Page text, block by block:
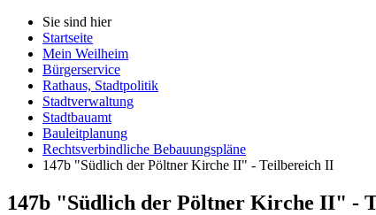
Sie sind hier
Startseite
Mein Weilheim
Bürgerservice
Rathaus, Stadtpolitik
Stadtverwaltung
Stadtbauamt
Bauleitplanung
Rechtsverbindliche Bebauungspläne
147b "Südlich der Pöltner Kirche II" - Teilbereich II
147b "Südlich der Pöltner Kirche II" -